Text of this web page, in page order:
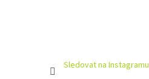
Sledovat na Instagramu